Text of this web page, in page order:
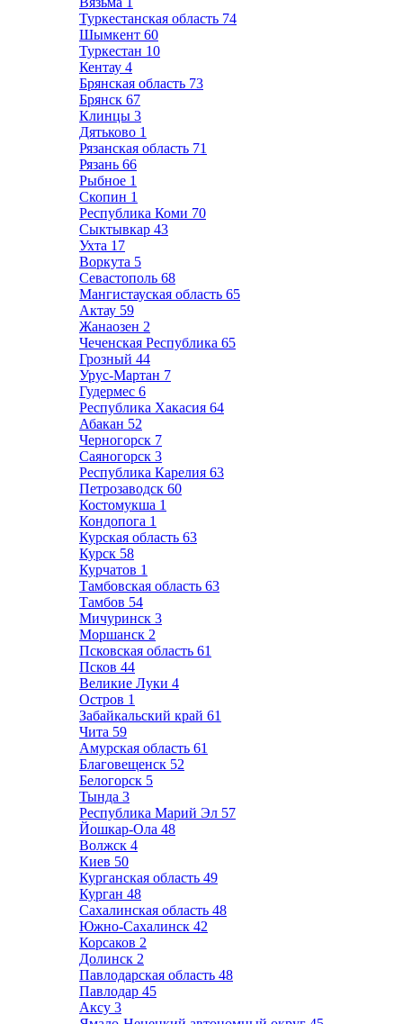
Туркестанская область 74
Шымкент 60
Туркестан 10
Кентау 4
Брянская область 73
Брянск 67
Клинцы 3
Дятьково 1
Рязанская область 71
Рязань 66
Рыбное 1
Скопин 1
Республика Коми 70
Сыктывкар 43
Ухта 17
Воркута 5
Севастополь 68
Мангистауская область 65
Актау 59
Жанаозен 2
Чеченская Республика 65
Грозный 44
Урус-Мартан 7
Гудермес 6
Республика Хакасия 64
Абакан 52
Черногорск 7
Саяногорск 3
Республика Карелия 63
Петрозаводск 60
Костомукша 1
Кондопога 1
Курская область 63
Курск 58
Курчатов 1
Тамбовская область 63
Тамбов 54
Мичуринск 3
Моршанск 2
Псковская область 61
Псков 44
Великие Луки 4
Остров 1
Забайкальский край 61
Чита 59
Амурская область 61
Благовещенск 52
Белогорск 5
Тында 3
Республика Марий Эл 57
Йошкар-Ола 48
Волжск 4
Киев 50
Курганская область 49
Курган 48
Сахалинская область 48
Южно-Сахалинск 42
Корсаков 2
Долинск 2
Павлодарская область 48
Павлодар 45
Аксу 3